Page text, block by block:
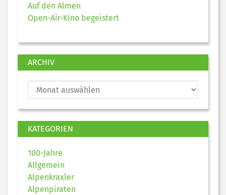
Auf den Almen
Open-Air-Kino begeistert
ARCHIV
KATEGORIEN
100-Jahre
Allgemein
Alpenkraxler
Alpenpiraten